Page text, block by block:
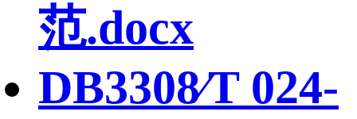
范.docx
DB3308∕T 024-